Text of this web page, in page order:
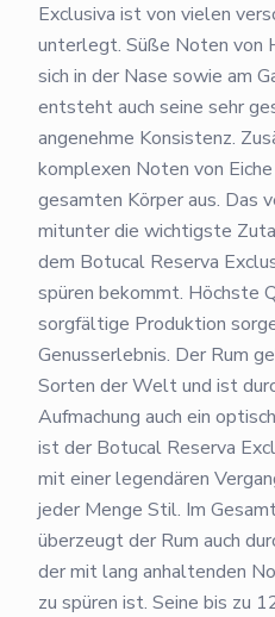
Exclusiva ist von vielen
unterlegt. Süße Noten von
sich in der Nase sowie am
entsteht auch seine sehr
angenehme Konsistenz.
komplexen Noten von
gesamten Körper aus. Das
mitunter die wichtigste
dem Botucal Reserva
spüren bekommt. Höchste
sorgfältige Produktion
Genusserlebnis. Der Rum
Sorten der Welt und ist
Aufmachung auch ein
ist der Botucal Reserva
mit einer legendären
jeder Menge Stil. Im
überzeugt der Rum auch
der mit lang anhaltenden
zu spüren ist. Seine bis zu